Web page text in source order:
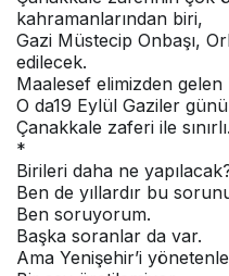
kahramanlarından biri,
Gazi Müstecip Onbaşı,
edilecek.
Maalesef elimizden gelen
O da19 Eylül Gaziler
Çanakkale zaferi ile sınırlı.
*
Birileri daha ne
Ben de yıllardır bu
Ben soruyorum.
Başka soranlar da var.
Ama Yenişehir’i